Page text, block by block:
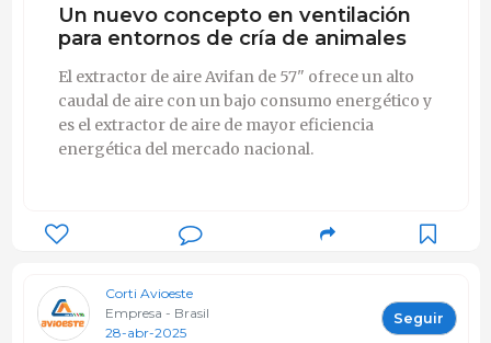
Un nuevo concepto en ventilación
para entornos de cría de animales
El extractor de aire Avifan de 57" ofrece un alto
caudal de aire con un bajo consumo energético y
es el extractor de aire de mayor eficiencia
energética del mercado nacional.
Corti Avioeste
Empresa - Brasil
28-abr-2025
Seguir